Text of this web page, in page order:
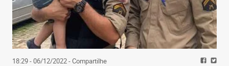
18:29 - 06/12/2022- Compartilhe